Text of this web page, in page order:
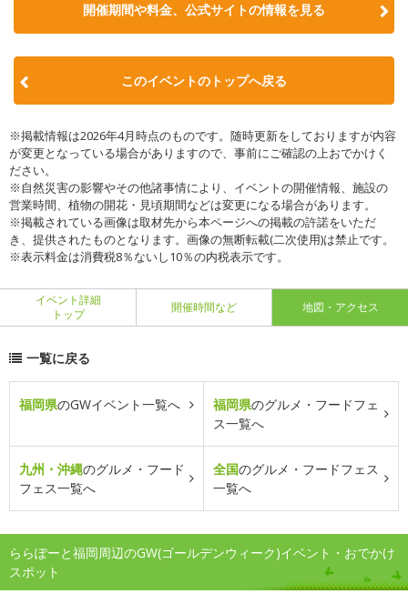
開催期間や料金、公式サイトの情報を見る
このイベントのトップへ戻る
※掲載情報は2026年4月時点のものです。随時更新をしておりますが内容
が変更となっている場合がありますので、事前にご確認の上おでかけく
ださい。
※自然災害の影響やその他諸事情により、イベントの開催情報、施設の
営業時間、植物の開花・見頃期間などは変更になる場合があります。
※掲載されている画像は取材先から本ページへの掲載の許諾をいただ
き、提供されたものとなります。画像の無断転載(二次使用)は禁止です。
※表示料金は消費税8％ないし10％の内税表示です。
イベント詳細
トップ
開催時間など 地図・アクセス
一覧に戻る
福岡県のGWイベント一覧へ 福岡県のグルメ・フードフェ
ス一覧へ
九州・沖縄のグルメ・フード
フェス一覧へ
全国のグルメ・フードフェス
一覧へ
ららぽーと福岡周辺のGW(ゴールデンウィーク)イベント・おでかけ
スポット